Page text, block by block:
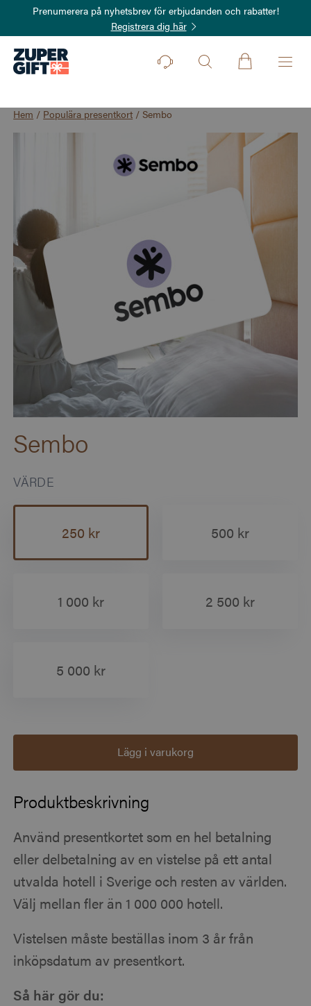
Prenumerera på nyhetsbrev för erbjudanden och rabatter!
Registrera dig här
Hem / Populära presentkort /Sembo
Sembo
VÄRDE
250 kr 500 kr
1 000 kr 2 500 kr
5 000 kr
Lägg i varukorg
Produktbeskrivning
Använd presentkortet som en hel betalning
eller delbetalning av en vistelse på ett antal
utvalda hotell i Sverige och resten av världen.
Välj mellan fler än 1 000 000 hotell.
Vistelsen måste beställas inom 3 år från
inköpsdatum av presentkort.
Så här gör du: